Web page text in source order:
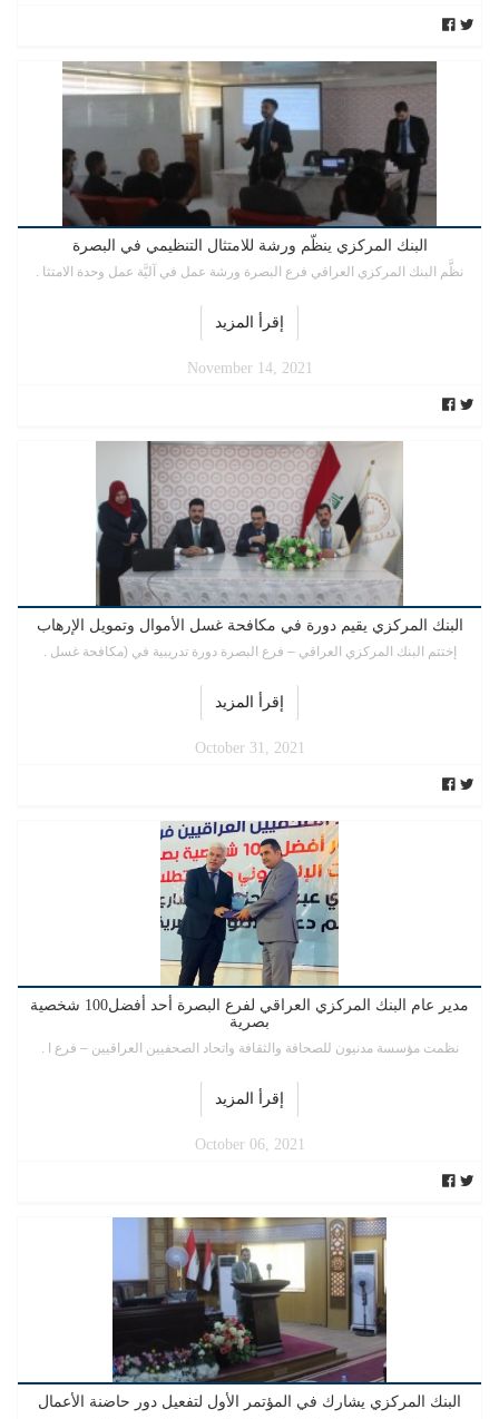
البنك المركزي ينظّم ورشة للامتثال التنظيمي في البصرة
نظَّم البنك المركزي العراقي فرع البصرة ورشة عمل في آليَّة عمل وحدة الامتثا .
إقرأ المزيد
November 14, 2021
البنك المركزي يقيم دورة في مكافحة غسل الأموال وتمويل الإرهاب
إختتم البنك المركزي العراقي – فرع البصرة دورة تدريبية في (مكافحة غسل .
إقرأ المزيد
October 31, 2021
مدير عام البنك المركزي العراقي لفرع البصرة أحد أفضل100 شخصية
بصرية
نظمت مؤسسة مدنيون للصحافة والثقافة واتحاد الصحفيين العراقيين – فرع ا .
إقرأ المزيد
October 06, 2021
البنك المركزي يشارك في المؤتمر الأول لتفعيل دور حاضنة الأعمال